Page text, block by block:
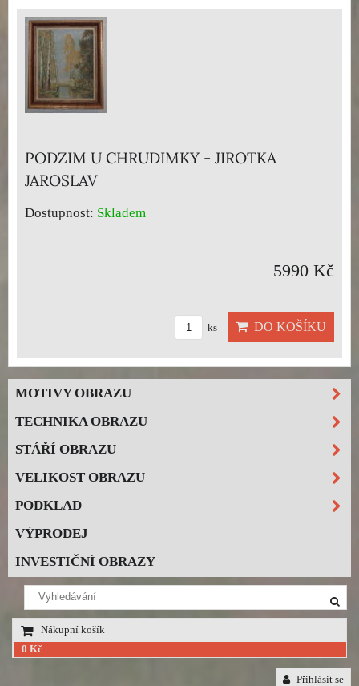
PODZIM U CHRUDIMKY - JIROTKA
JAROSLAV
Dostupnost: Skladem
5990 Kč
ks DO KOŠÍKU
MOTIVY OBRAZU
TECHNIKA OBRAZU
STÁŘÍ OBRAZU
VELIKOST OBRAZU
PODKLAD
VÝPRODEJ
INVESTIČNÍ OBRAZY
Nákupní košík
0 Kč
Přihlásit se